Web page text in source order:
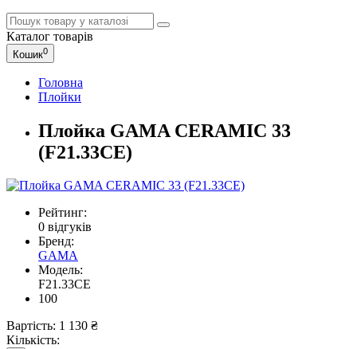
Каталог товарів
Кошик0
Головна
Плойки
Плойка GAMA CERAMIC 33
(F21.33CE)
Рейтинг:
0 відгуків
Бренд:
GAMA
Модель:
F21.33CE
100
Вартість: 1 130 ₴
Кількість: